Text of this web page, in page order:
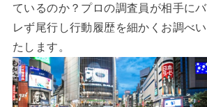
ているのか？プロの調査員が相手にバ
レず尾行し行動履歴を細かくお調べい
たします。